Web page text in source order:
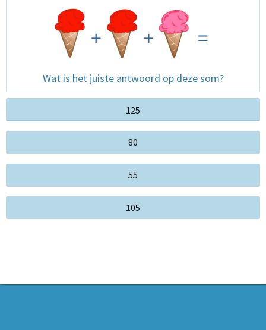
Wat is het juiste antwoord op deze som?
125
80
55
105